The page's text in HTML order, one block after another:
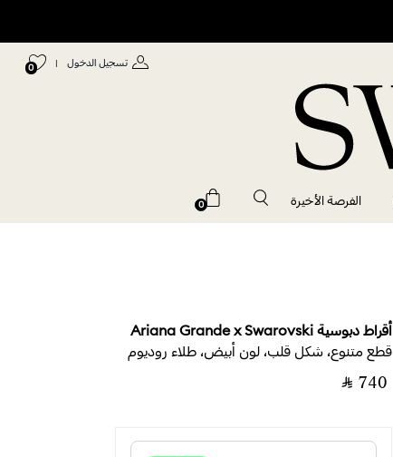
تسجيل الدخول |
0
الفرصة الأخيرة 0
أقراط دبوسية Ariana Grande x Swarovski
قطع متنوع، شكل قلب، لون أبيض، طلاء روديوم
‎ ⃁ ⁦740⁩ ‎